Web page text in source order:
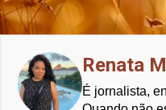
Renata
É jornalista,